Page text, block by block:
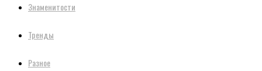
Знаменитости
Тренды
Разное